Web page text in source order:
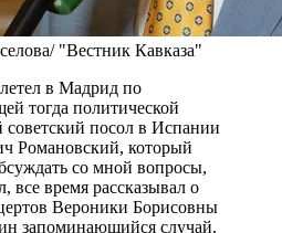
"Вестник Кавказа"
в Мадрид по
тогда политической
посол в Испании
Романовский, который
со мной вопросы,
все время рассказывал о
Вероники Борисовны
запоминающийся случай.